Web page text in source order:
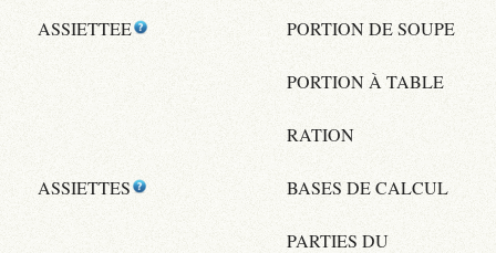
ASSIETTEE PORTION DE SOUPE
PORTION À TABLE
RATION
ASSIETTES BASES DE CALCUL
PARTIES DU